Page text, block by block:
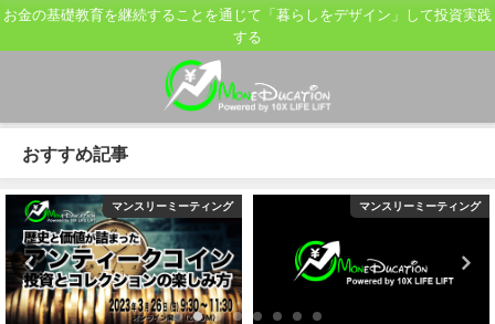
お金の基礎教育を継続することを通じて「暮らしをデザイン」して投資実践
する
おすすめ記事
マンスリーミーティング マンスリーミーティング